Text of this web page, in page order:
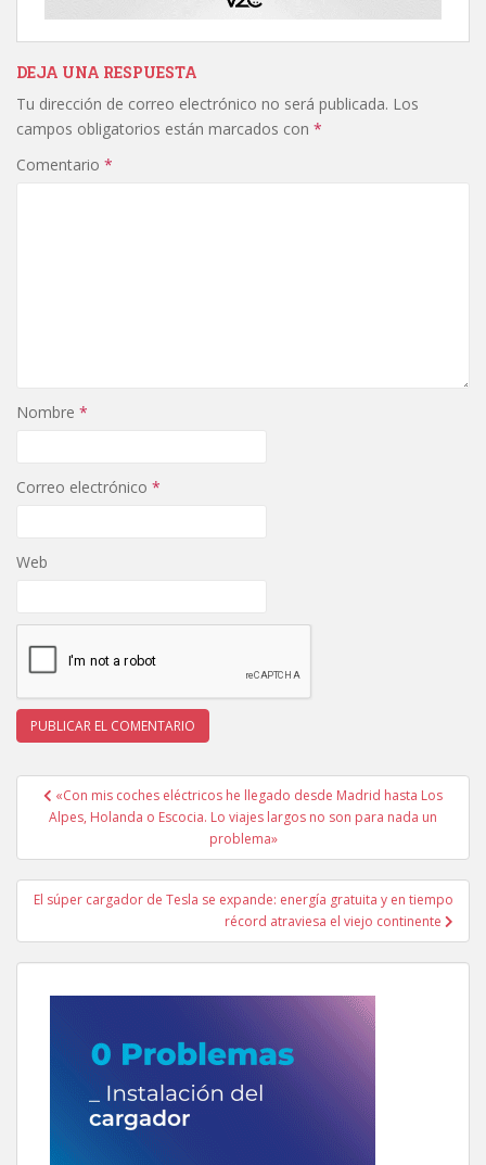
DEJA UNA RESPUESTA
Tu dirección de correo electrónico no será publicada. Los
campos obligatorios están marcados con *
Comentario *
Nombre *
Correo electrónico *
Web
Navegación
«Con mis coches eléctricos he llegado desde Madrid hasta Los
Alpes, Holanda o Escocia. Lo viajes largos no son para nada un
problema»
El súper cargador de Tesla se expande: energía gratuita y en tiempo
récord atraviesa el viejo continente